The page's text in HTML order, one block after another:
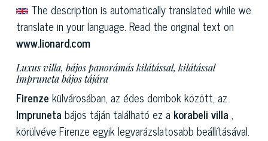
The description is automatically translated while we
translate in your language. Read the original text on
www.lionard.com
Luxus villa, bájos panorámás kilátással, kilátással
Impruneta bájos tájára
Firenze külvárosában, az édes dombok között, az
Impruneta bájos táján található ez a korabeli villa ,
körülvéve Firenze egyik legvarázslatosabb beállításával.